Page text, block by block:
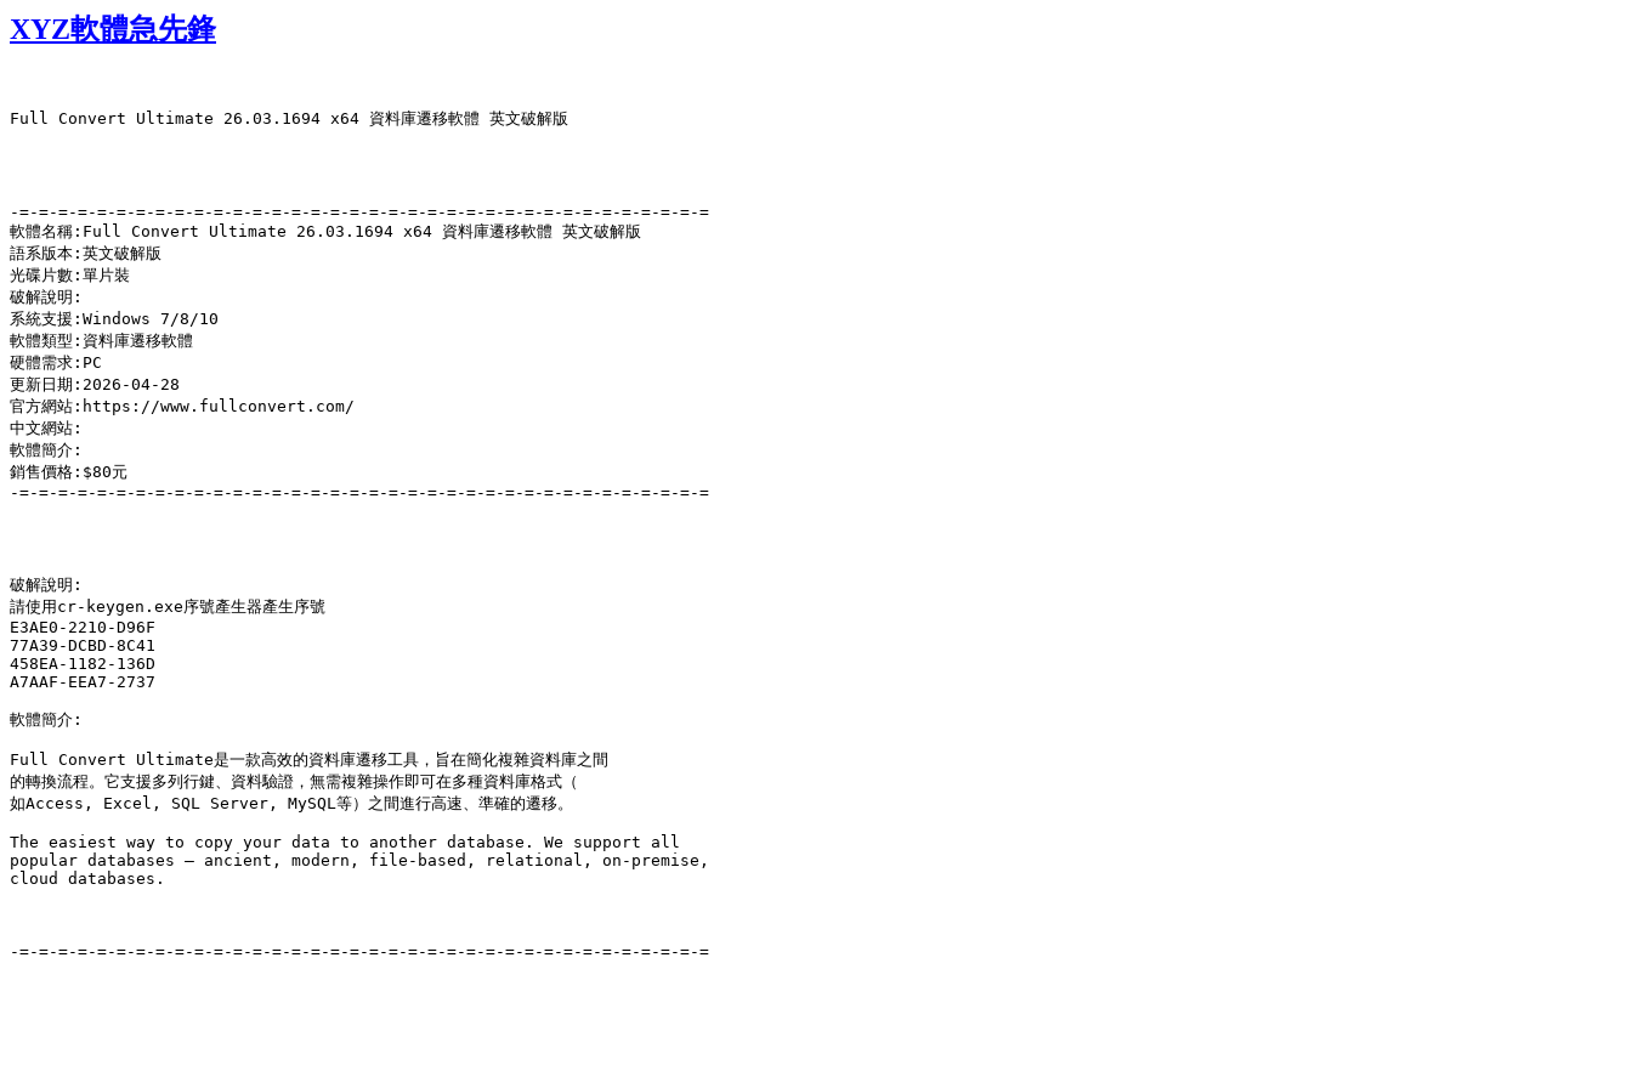
XYZ軟體急先鋒
Full Convert Ultimate 26.03.1694 x64 資料庫遷移軟體 英文破解版
-=-=-=-=-=-=-=-=-=-=-=-=-=-=-=-=-=-=-=-=-=-=-=-=-=-=-=-=-=-=-=-=-=-=-=-=
軟體名稱:Full Convert Ultimate 26.03.1694 x64 資料庫遷移軟體 英文破解版
語系版本:英文破解版
光碟片數:單片裝
破解說明:
系統支援:Windows 7/8/10
軟體類型:資料庫遷移軟體
硬體需求:PC
更新日期:2026-04-28
官方網站:https://www.fullconvert.com/
中文網站:
軟體簡介:
銷售價格:$80元
-=-=-=-=-=-=-=-=-=-=-=-=-=-=-=-=-=-=-=-=-=-=-=-=-=-=-=-=-=-=-=-=-=-=-=-=
破解說明:
請使用cr-keygen.exe序號產生器產生序號
E3AE0-2210-D96F
77A39-DCBD-8C41
458EA-1182-136D
A7AAF-EEA7-2737
軟體簡介:
Full Convert Ultimate是一款高效的資料庫遷移工具，旨在簡化複雜資料庫之間
的轉換流程。它支援多列行鍵、資料驗證，無需複雜操作即可在多種資料庫格式（
如Access, Excel, SQL Server, MySQL等）之間進行高速、準確的遷移。
The easiest way to copy your data to another database. We support all
popular databases – ancient, modern, file-based, relational, on-premise,
cloud databases.
-=-=-=-=-=-=-=-=-=-=-=-=-=-=-=-=-=-=-=-=-=-=-=-=-=-=-=-=-=-=-=-=-=-=-=-=